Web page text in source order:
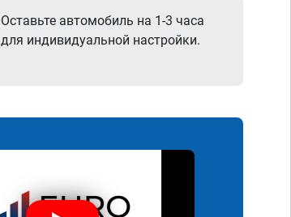
Оставьте автомобиль на 1-3 часа
для индивидуальной настройки.